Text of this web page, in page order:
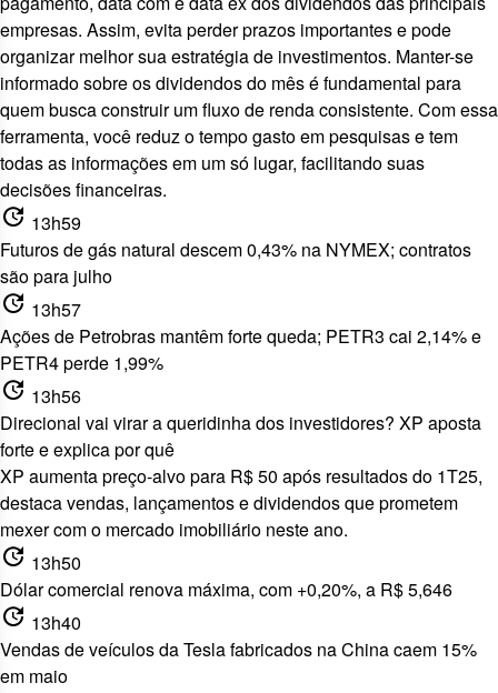
empresas. Assim, evita perder prazos importantes e pode
organizar melhor sua estratégia de investimentos. Manter-se
informado sobre os dividendos do mês é fundamental para
quem busca construir um fluxo de renda consistente. Com essa
ferramenta, você reduz o tempo gasto em pesquisas e tem
todas as informações em um só lugar, facilitando suas
decisões financeiras.
update 13h59
Futuros de gás natural descem 0,43% na NYMEX; contratos
são para julho
update 13h57
Ações de Petrobras mantêm forte queda; PETR3 cai 2,14% e
PETR4 perde 1,99%
update 13h56
Direcional vai virar a queridinha dos investidores? XP aposta
forte e explica por quê
XP aumenta preço-alvo para R$ 50 após resultados do 1T25,
destaca vendas, lançamentos e dividendos que prometem
mexer com o mercado imobiliário neste ano.
update 13h50
Dólar comercial renova máxima, com +0,20%, a R$ 5,646
update 13h40
Vendas de veículos da Tesla fabricados na China caem 15%
em maio